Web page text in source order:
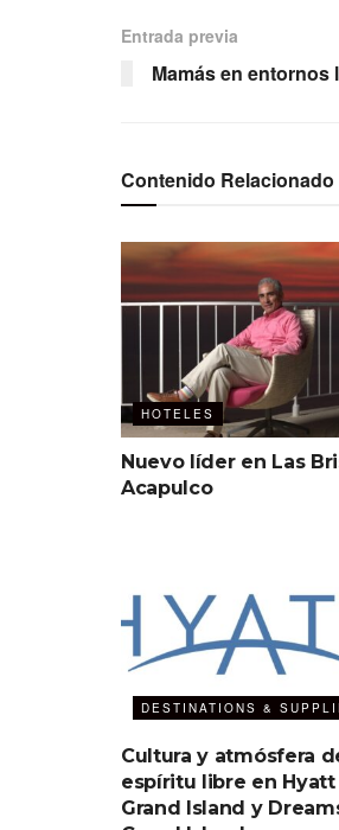
Entrada previa
Mamás en
Contenido Relacionado
HOTELES
Nuevo líder en Las
Acapulco
DESTINATIONS &
Cultura y atmósfera
espíritu libre en
Grand Island y